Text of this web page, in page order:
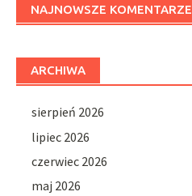
NAJNOWSZE KOMENTARZE
ARCHIWA
sierpień 2026
lipiec 2026
czerwiec 2026
maj 2026